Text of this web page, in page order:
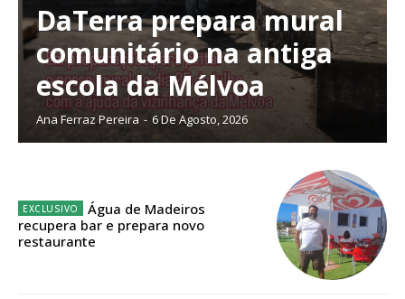
ASSINATURA
IMPRESSA
32€
12 meses
Edição em papel entregue à Quinta-feira em sua
DaTerra prepara mural
comunitário na antiga
escola da Mélvoa
Ana Ferraz Pereira - 6 De Agosto, 2026
Água de Madeiros
recupera bar e prepara novo
restaurante